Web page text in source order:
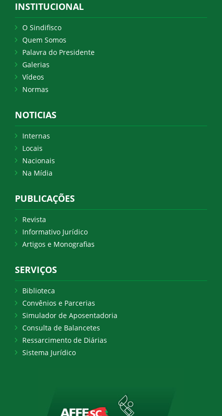
INSTITUCIONAL
O Sindifisco
Quem Somos
Palavra do Presidente
Galerias
Vídeos
Normas
NOTICIAS
Internas
Locais
Nacionais
Na Mídia
PUBLICAÇÕES
Revista
Informativo Jurídico
Artigos e Monografias
SERVIÇOS
Biblioteca
Convênios e Parcerias
Simulador de Aposentadoria
Consulta de Balancetes
Ressarcimento de Diárias
Sistema Jurídico